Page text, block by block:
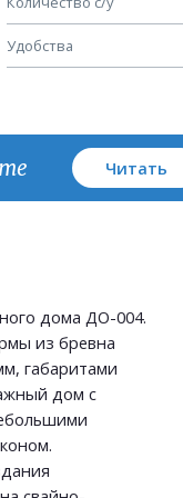
Удобства
План кровли
Читать
дома ДО-004.
из бревна
габаритами
дом с